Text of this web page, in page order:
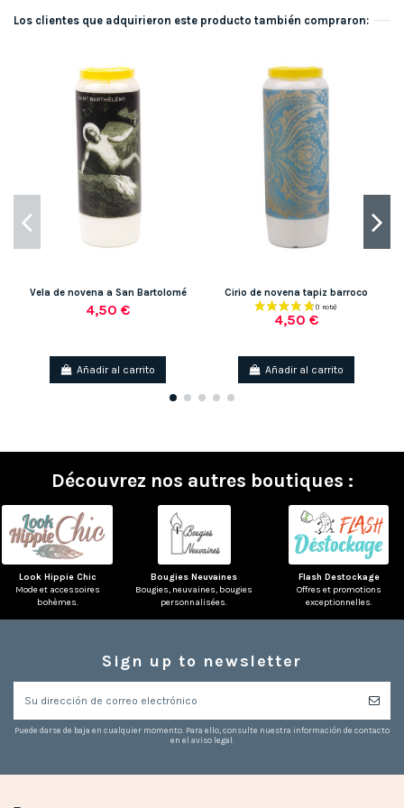
Los clientes que adquirieron este producto también compraron:
Vela de novena a San Bartolomé
4,50 €
Añadir al carrito
Cirio de novena tapiz barroco
4,50 €
Añadir al carrito
Découvrez nos autres boutiques :
Look Hippie Chic
Mode et accessoires
bohèmes.
Bougies Neuvaines
Bougies, neuvaines, bougies
personnalisées.
Flash Destockage
Offres et promotions
exceptionnelles.
Sign up to newsletter
Puede darse de baja en cualquier momento. Para ello, consulte nuestra información de contacto
en el aviso legal.